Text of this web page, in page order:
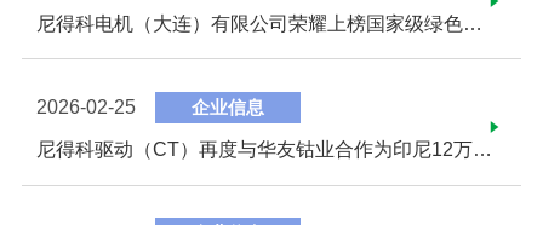
尼得科电机（大连）有限公司荣耀上榜国家级绿色工厂
2026-02-25 企业信息
尼得科驱动（CT）再度与华友钴业合作为印尼12万吨镍冶炼项目提供驱动器解决方案